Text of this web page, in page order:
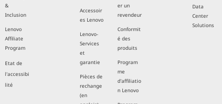
&
Inclusion
Lenovo
Affiliate
Program
Etat de
l'accessibi
lité
Accessoir
es Lenovo
Lenovo-
Services
et
garantie
Pièces de
rechange
(en
er un
revendeur
Conformit
é des
produits
Program
me
d'affiliatio
n Lenovo
Data
Center
Solutions